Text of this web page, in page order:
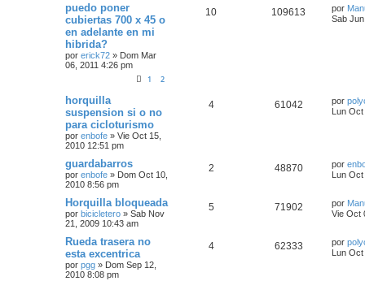
puedo poner
cubiertas 700 x 45 o
en adelante en mi
hibrida?
por erick72 » Dom Mar
06, 2011 4:26 pm
1 2
10 109613 por
Sab
horquilla
suspension si o no
para cicloturismo
por enbofe » Vie Oct 15,
2010 12:51 pm
4 61042 por
Lun
guardabarros
por enbofe » Dom Oct 10,
2010 8:56 pm
2 48870 por
Lun
Horquilla bloqueada
por bicicletero » Sab Nov
21, 2009 10:43 am
5 71902 por
Vie Oct
Rueda trasera no
esta excentrica
por pgg » Dom Sep 12,
2010 8:08 pm
4 62333 por
Lun